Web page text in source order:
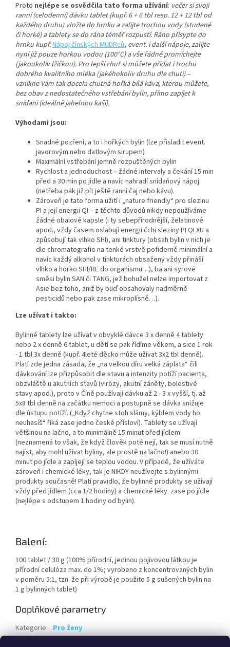
Proto nejlépe se osvědčila tato forma užívání: večer si svoji
ranní (celodenní) dávku tablet (kupř. 6 + 6 tbl resp. 12 + 12 tbl od
každého druhu) vložte do hrnku a zalijte trochou vody (studené
či horké) a tablety se do rána téměř rozpustí. Ráno přisypte do
hrnku kupř.Nápoj čínských MUDRců, event. i další nápoje, zalijte
nyní již pouze horkou vodou (100°C) a vše řádně promíchejte
(jakoukoliv lžičkou). Pro lepší chuť si můžete přidat i trochu
dobrého kvalitního mléka (jakéhokoliv druhu dle chuti) –
vznikne Vám tak docela chutná hořká bílá káva, kterou můžete,
bez obav z nedostatečného vstřebání bylin, přímo zapíjet k
snídani (ideálně jahelnou kaši).
Výhodami jsou:
Snadné pozření, a to i hořkých bylin (lze přisladit event.
javorovým nebo datlovým sirupem)
Maximální vstřebání jemně rozpuštěných bylin
Rychlost a jednoduchost – žádné intervaly a čekání 15 min
před a 30 min po jídle a navíc nahradí snídaňový nápoj
(netřeba pak již pít ještě ranní čaj nebo kávu).
Zároveň je tato forma užití i „nature friendly“ pro slezinu
PI a její energii QI – z těchto důvodů nikdy nepoužíváme
žádné obalové kapsle (i ty sebepřírodnější, želatinové
apod., vždy časem oslabují energii čchi sleziny PI QI XU a
způsobují tak vlhko SHI), ani tinktury (obsah bylin v nich je
dle chromatografie na tenké vrstvě pofiderně minimální a
navíc každý alkohol v tinkturách obsažený vždy přináší
vlhko a horko SHI/RE do organismu…), ba ani syrové
směsi bylin SAN či TANG, jež bohužel nelze importovat z
Asie bez toho, aniž by buď obsahovaly nadměrně
pesticidů nebo pak zase mikroplísně…).
Lze užívat i takto:
Bylinné tablety lze užívat v obvyklé dávce 3 x denně 4 tablety
nebo 2 x denně 6 tablet, u dětí se pak řídíme věkem, a sice 1 rok
- 1 tbl 3x denně (kupř. 4leté děcko může užívat 3x2 tbl denně).
Platí zde jedna zásada, že „na velkou díru velká záplata“ čili
dávkování lze přizpůsobit dle stavu a intenzity potíží pacienta,
obzvláště u akutních stavů (virózy, akutní záněty, bolestivé
stavy apod.), proto v Číně používají dávku až 2 - 3 x vyšší, tj. až
5x8 tbl denně na začátku nemoci a postupně se dávka snižuje
dle ústupu potíží. („Když chytne stoh slámy, kýblem vody ho
neuhasíš“ říká zase jedno české přísloví). Tablety se užívají
většinou na lačno, a to minimálně 15 minut před jídlem
(neznamená to však, že když člověk poté nejí, tak se musí nutně
najíst, aby mohl užívat byliny, ale prostě na lačno!) anebo 30
minut po jídle a zapíjejí se teplou vodou. V případě, že užíváte
zároveň i chemické léky, tak je NIKDY neužívejte s bylinnými
produkty současně! Platí pravidlo, že bylinné produkty se užívají
vždy před jídlem (cca 1/2 hodiny) a chemické léky zase po jídle
(nejlépe s odstupem 1 hodiny od bylin).
Balení:
100 tablet / 30 g (100% přírodní, jedinou pojivovou látkou je
přírodní celulóza max. do 1%; vyrobeno z koncentrovaných bylin
v poměru 5:1, tzn. že při výrobě je použito 5 g sušených bylin na
1 g bylinných tablet)
Doplňkové parametry
Kategorie: Pro ženy